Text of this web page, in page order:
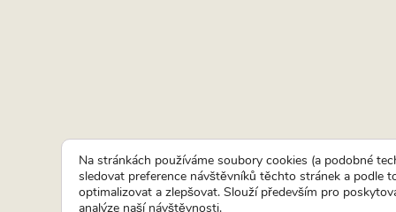
Na stránkách používáme soubory cookies (a podobné
sledovat preference návštěvníků těchto stránek a podle
optimalizovat a zlepšovat. Slouží především pro
analýze naší návštěvnosti.